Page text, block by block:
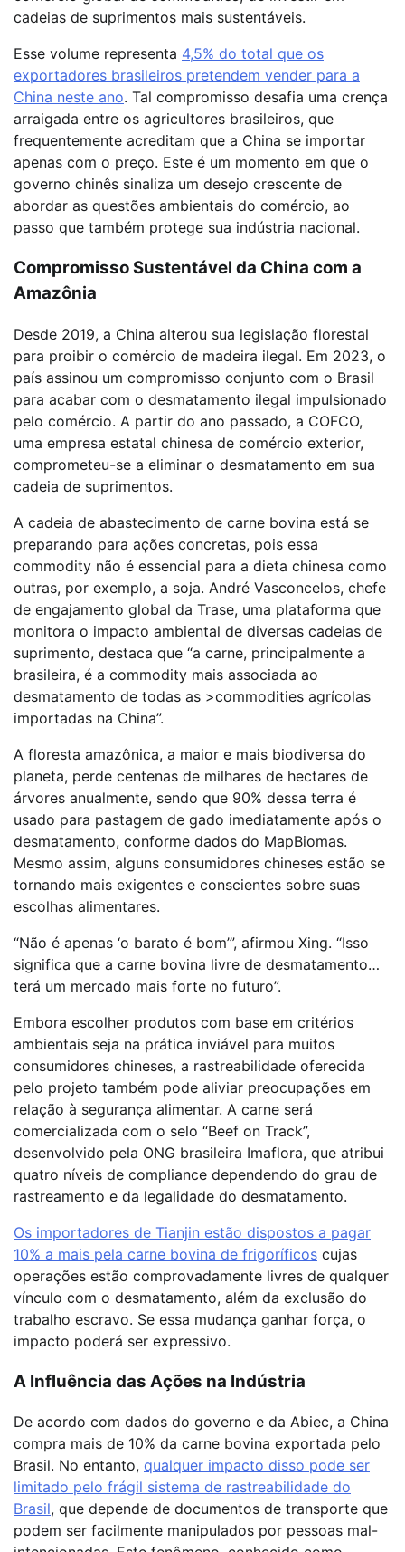
cadeias de suprimentos mais sustentáveis.
Esse volume representa 4,5% do total que os
exportadores brasileiros pretendem vender para a
China neste ano. Tal compromisso desafia uma crença
arraigada entre os agricultores brasileiros, que
frequentemente acreditam que a China se importar
apenas com o preço. Este é um momento em que o
governo chinês sinaliza um desejo crescente de
abordar as questões ambientais do comércio, ao
passo que também protege sua indústria nacional.
Compromisso Sustentável da China com a
Amazônia
Desde 2019, a China alterou sua legislação florestal
para proibir o comércio de madeira ilegal. Em 2023, o
país assinou um compromisso conjunto com o Brasil
para acabar com o desmatamento ilegal impulsionado
pelo comércio. A partir do ano passado, a COFCO,
uma empresa estatal chinesa de comércio exterior,
comprometeu-se a eliminar o desmatamento em sua
cadeia de suprimentos.
A cadeia de abastecimento de carne bovina está se
preparando para ações concretas, pois essa
commodity não é essencial para a dieta chinesa como
outras, por exemplo, a soja. André Vasconcelos, chefe
de engajamento global da Trase, uma plataforma que
monitora o impacto ambiental de diversas cadeias de
suprimento, destaca que “a carne, principalmente a
brasileira, é a commodity mais associada ao
desmatamento de todas as >commodities agrícolas
importadas na China”.
A floresta amazônica, a maior e mais biodiversa do
planeta, perde centenas de milhares de hectares de
árvores anualmente, sendo que 90% dessa terra é
usado para pastagem de gado imediatamente após o
desmatamento, conforme dados do MapBiomas.
Mesmo assim, alguns consumidores chineses estão se
tornando mais exigentes e conscientes sobre suas
escolhas alimentares.
“Não é apenas ‘o barato é bom’”, afirmou Xing. “Isso
significa que a carne bovina livre de desmatamento…
terá um mercado mais forte no futuro”.
Embora escolher produtos com base em critérios
ambientais seja na prática inviável para muitos
consumidores chineses, a rastreabilidade oferecida
pelo projeto também pode aliviar preocupações em
relação à segurança alimentar. A carne será
comercializada com o selo “Beef on Track”,
desenvolvido pela ONG brasileira Imaflora, que atribui
quatro níveis de compliance dependendo do grau de
rastreamento e da legalidade do desmatamento.
Os importadores de Tianjin estão dispostos a pagar
10% a mais pela carne bovina de frigoríficos cujas
operações estão comprovadamente livres de qualquer
vínculo com o desmatamento, além da exclusão do
trabalho escravo. Se essa mudança ganhar força, o
impacto poderá ser expressivo.
A Influência das Ações na Indústria
De acordo com dados do governo e da Abiec, a China
compra mais de 10% da carne bovina exportada pelo
Brasil. No entanto, qualquer impacto disso pode ser
limitado pelo frágil sistema de rastreabilidade do
Brasil, que depende de documentos de transporte que
podem ser facilmente manipulados por pessoas mal-